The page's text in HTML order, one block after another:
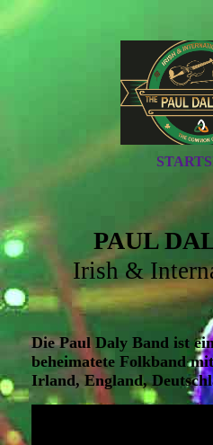
PAUL
Irish &
Die Paul Daly Band ist
beheimatete Folkband
Irland, England,